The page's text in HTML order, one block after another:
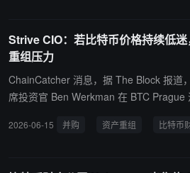
欧洲最大比特币储备公司，目标到 2033
1%，到 2027 年底持有 15,000 枚 BTC。
Strive CIO：若比特币价格持续低
重组压力
ChainCatcher 消息，据 The Block 报道
席投资官 Ben Werkman 在 BTC Prague
特币以维持运营或偿还债务，行业整合在
2026-06-15 并购 资产重组 比特币